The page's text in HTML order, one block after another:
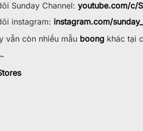
Sunday Channel:youtube.com/c/
instagram: instagram.com/
vẫn còn nhiều mẫu boong khác tại